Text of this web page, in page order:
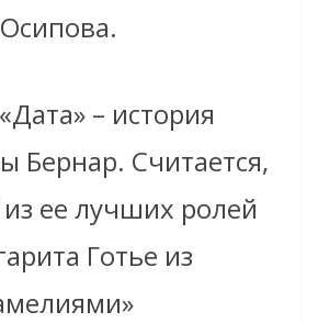
– история
Бернар. Считается,
ее лучших ролей
Готье из